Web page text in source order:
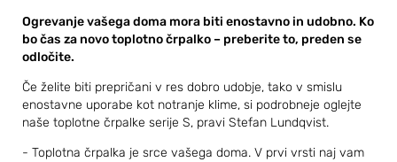
Ogrevanje vašega doma mora biti enostavno in udobno. Ko
bo čas za novo toplotno črpalko – preberite to, preden se
odločite.
Če želite biti prepričani v res dobro udobje, tako v smislu
enostavne uporabe kot notranje klime, si podrobneje oglejte
naše toplotne črpalke serije S, pravi Stefan Lundqvist.
- Toplotna črpalka je srce vašega doma. V prvi vrsti naj vam